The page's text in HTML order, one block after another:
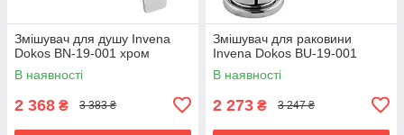
Змішувач для душу Invena
Dokos BN-19-001 хром
В наявності
2 368 ₴ 3 383 ₴
Змішувач для раковини
Invena Dokos BU-19-001
В наявності
2 273 ₴ 3 247 ₴